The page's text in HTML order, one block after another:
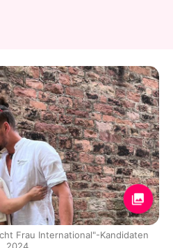
Frau International"-Kandidaten